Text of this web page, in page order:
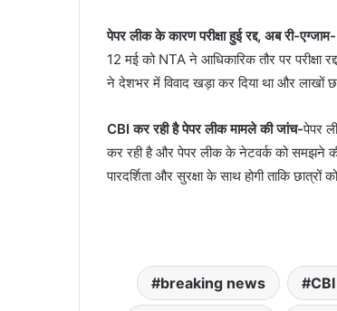
पेपर लीक के कारण परीक्षा हुई रद्द, अब री-एग्जाम-
12 मई को NTA ने आधिकारिक तौर पर
ने देशभर में विवाद खड़ा कर दिया था और लाखों
CBI कर रही है पेपर लीक मामले की जांच-पेपर
कर रही है और पेपर लीक के नेटवर्क को समझने की
पारदर्शिता और सुरक्षा के साथ होगी ताकि छात्रों
breaking news